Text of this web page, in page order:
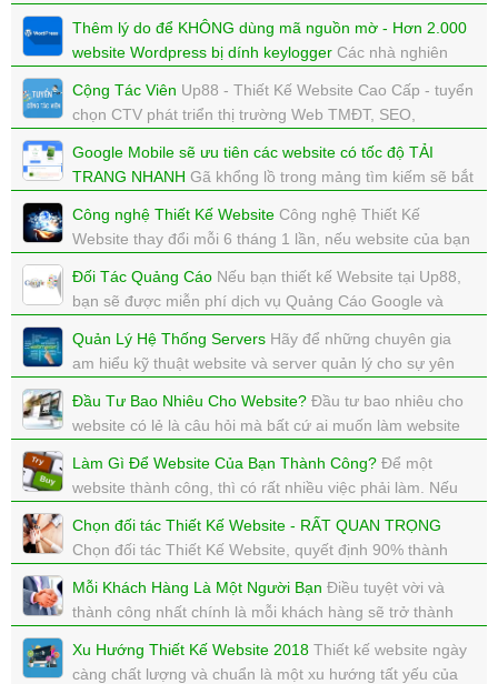
trong tuần này với cùng một mục đích.
xem: 5216 | cập nhật: 17/02/2018 19:16
Thêm lý do để KHÔNG dùng mã nguồn mờ - Hơn 2.000
website Wordpress bị dính keylogger Các nhà nghiên
2.000 website sử dụng hệ thống quản lý nội dung mã
nguồn mở Wordpress hiện đang bị nhiễm một loại
malware
xem: 3487 | cập nhật: 31/01/2018 12:39
Cộng Tác Viên Up88 - Thiết Kế Website Cao Cấp - tuyển
chọn CTV phát triển thị trường Web TMĐT, SEO,
xem: 6651 | cập nhật: 31/01/2018 12:05
Google Mobile sẽ ưu tiên các website có tốc độ TẢI
TRANG NHANH Gã khổng lồ trong mảng tìm kiếm sẽ bắt
quyết định thứ tự kết quả tìm kiếm được hiển thị trên các
thiết bị di động.
xem: 6615 | cập nhật: 29/01/2018 14:41
Công nghệ Thiết Kế Website Công nghệ Thiết Kế
Website thay đổi mỗi 6 tháng 1 lần, nếu website của bạn
xem: 7561 | cập nhật: 29/01/2018 14:40
Đối Tác Quảng Cáo Nếu bạn thiết kế Website tại Up88,
bạn sẽ được miễn phí dịch vụ Quảng Cáo Google và
xem: 3277 | cập nhật: 15/01/2018 12:00
Quản Lý Hệ Thống Servers Hãy để những chuyên gia
am hiểu kỹ thuật website và server quản lý cho sự yên
Đầu Tư Bao Nhiêu Cho Website? Đầu tư bao nhiêu cho
website có lẻ là câu hỏi mà bất cứ ai muốn làm website
Làm Gì Để Website Của Bạn Thành Công? Để một
website thành công, thì có rất nhiều việc phải làm. Nếu
xem: 5354 | cập nhật: 12/01/2018 15:00
Chọn đối tác Thiết Kế Website - RẤT QUAN TRỌNG
Chọn đối tác Thiết Kế Website, quyết định 90% thành
xem: 6581 | cập nhật: 12/01/2018 14:59
Mỗi Khách Hàng Là Một Người Bạn Điều tuyệt vời và
thành công nhất chính là mỗi khách hàng sẽ trở thành
xem: 9235 | cập nhật: 12/01/2018 14:58
Xu Hướng Thiết Kế Website 2018 Thiết kế website ngày
càng chất lượng và chuẩn là một xu hướng tất yếu của